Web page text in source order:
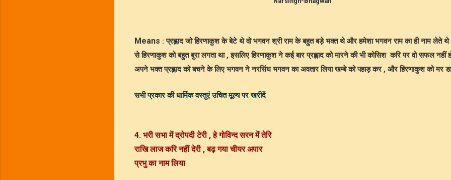
Means : प्रह्लाद जो हिरणाकुश के बेटे थे वो भगवन श्री राम के बहुत बड़े भक्त थे और हमेशा भगवन राम का ही नाम लेते
से हिरणाकुश को बहुत बुरा लगता था , इसलिए हिरणाकुश ने कई बार प्रह्लाद को मारने की भी कोसिश करि पर वो सफल नहीं
अपने भक्त प्रह्लाद को बचने के लिए भगवन ने नरसिंघ भगवन का अवतार लिया खम्बे को पहाड़ कर , और हिरणाकुश को मर
सभी प्रकार की धार्मिक वस्तुएं उचित मूल्य पर खरीदें
4. भरी सभा में द्रोपदी टेरी , हे गोविन्द सरन में तेरि
राखि लाज करि नहीं देरी , बढ़ गया चीयर अपार
प्रभु का नाम लिया